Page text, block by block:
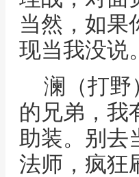
当然，如果
现当我没说。
澜（打野
的兄弟，我
助装。别去
法师，疯狂